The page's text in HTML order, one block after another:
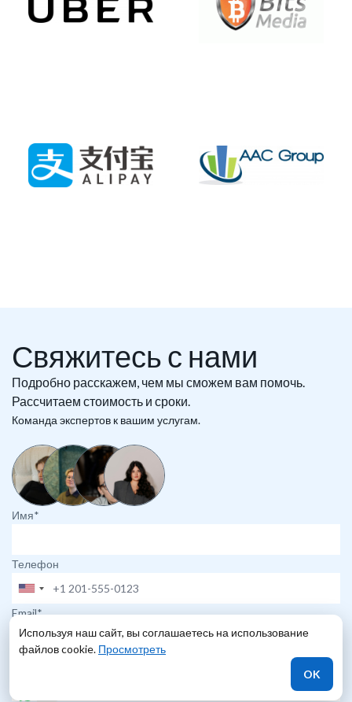
Свяжитесь с нами
Подробно расскажем, чем мы сможем вам помочь.
Рассчитаем стоимость и сроки.
Команда экспертов к вашим услугам.
Имя*
Телефон
Email*
Используя наш сайт, вы соглашаетесь на использование
файлов cookie. Просмотреть
OK